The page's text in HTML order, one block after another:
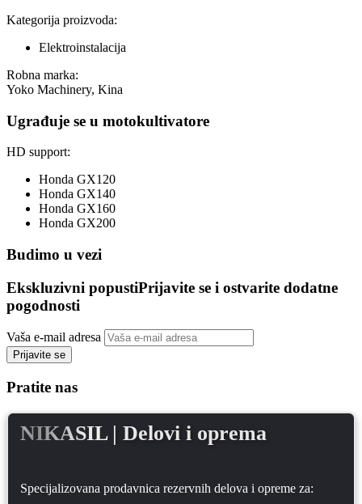
Kategorija proizvoda:
Elektroinstalacija
Robna marka:
Yoko Machinery, Kina
Ugrađuje se u motokultivatore
HD support:
Honda GX120
Honda GX140
Honda GX160
Honda GX200
Budimo u vezi
Ekskluzivni popustiPrijavite se i ostvarite dodatne
pogodnosti
Vaša e-mail adresa
Prijavite se
Pratite nas
NIKASIL | Delovi i oprema
Specijalizovana prodavnica rezervnih delova i opreme za: